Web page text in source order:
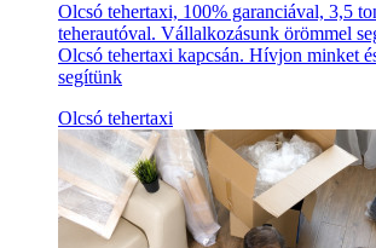
Olcsó tehertaxi, 100% garanciával, 3,5
teherautóval. Vállalkozásunk örömmel
Olcsó tehertaxi kapcsán. Hívjon minket
segítünk
Olcsó tehertaxi